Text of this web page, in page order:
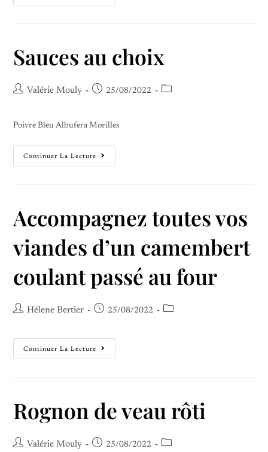
Sauces au choix
Valérie Mouly 25/08/2022
Poivre Bleu Albufera Morilles
Continuer La Lecture
Accompagnez toutes vos
viandes d’un camembert
coulant passé au four
Hélene Bertier 25/08/2022
Continuer La Lecture
Rognon de veau rôti
Valérie Mouly 25/08/2022